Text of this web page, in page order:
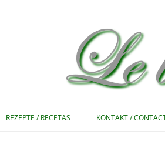
REZEPTE / RECETAS KONTAKT /